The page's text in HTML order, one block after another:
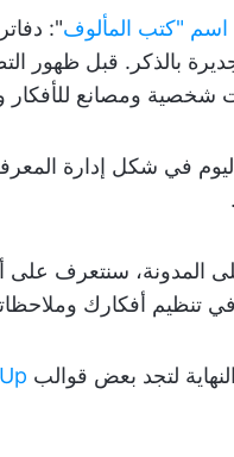
اسم "كتب المألوف":
بالذكر. قبل ظهور
شخصية ومصانع
تنظيم أفكارك
لتجد بعض قوالب